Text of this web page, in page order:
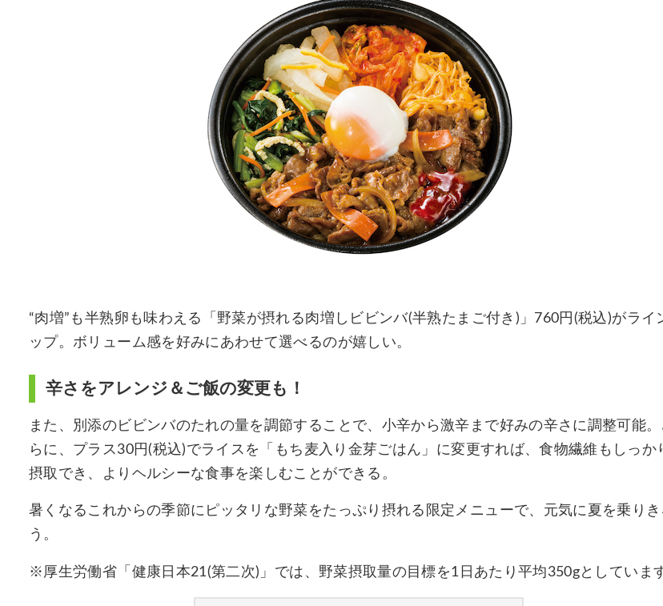
“肉増”も半熟卵も味わえる「野菜が摂れる肉増しビビンバ(半熟たまご付き)」760円(税込)がライ
ップ。ボリューム感を好みにあわせて選べるのが嬉しい。
辛さをアレンジ＆ご飯の変更も！
また、別添のビビンバのたれの量を調節することで、小辛から激辛まで好みの辛さに調整可能。
らに、プラス30円(税込)でライスを「もち麦入り金芽ごはん」に変更すれば、食物繊維もしっか
摂取でき、よりヘルシーな食事を楽しむことができる。
暑くなるこれからの季節にピッタリな野菜をたっぷり摂れる限定メニューで、元気に夏を乗りき
う。
※厚生労働省「健康日本21(第二次)」では、野菜摂取量の目標を1日あたり平均350gとしていま